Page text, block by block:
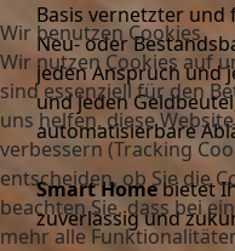
Basis vernetzter
Neu- oder
jeden Anspruch und
und jeden
automatisierbare
Smart Homebietet
zuverlässig und
Wir benutzen Cookies
Wir nutzen Cookies auf
sind essenziell für den
uns helfen, diese
verbessern (Tracking
entscheiden, ob Sie die
beachten Sie, dass bei
mehr alle